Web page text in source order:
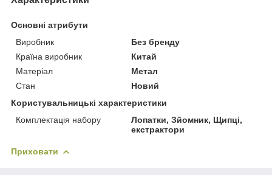
Основні атрибути
Виробник
Без бренду
Країна виробник
Китай
Матеріал
Метал
Стан
Новий
Користувальницькі характеристики
Комплектація набору
Лопатки, Зйомник, Щипці,
екстрактори
Приховати